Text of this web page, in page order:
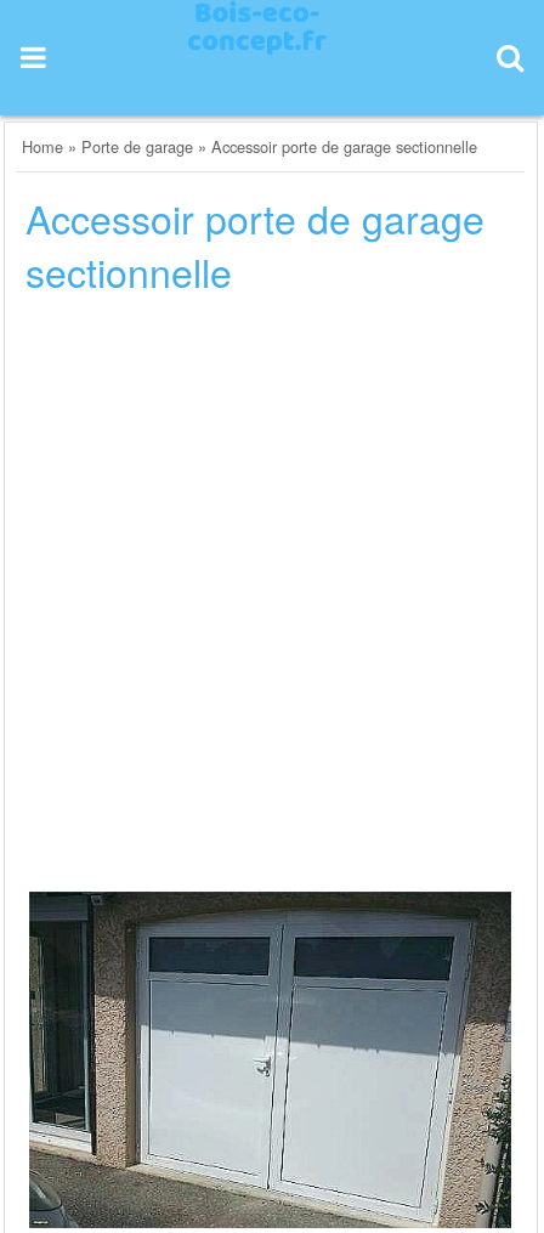
content
Home » Porte de garage »Accessoir porte de garage sectionnelle
Accessoir porte de garage
sectionnelle